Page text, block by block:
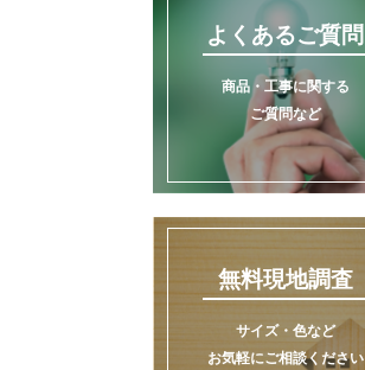
よくあるご質問
商品・工事に関する
ご質問など
無料現地調査
サイズ・色など
お気軽にご相談ください